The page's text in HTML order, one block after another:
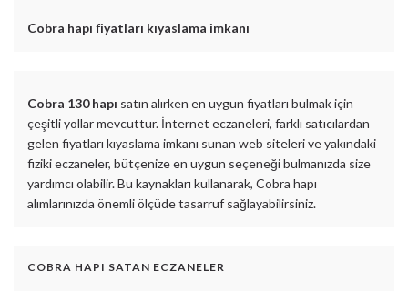
Cobra hapı fiyatları kıyaslama imkanı
Cobra 130 hapı satın alırken en uygun fiyatları bulmak için
çeşitli yollar mevcuttur. İnternet eczaneleri, farklı satıcılardan
gelen fiyatları kıyaslama imkanı sunan web siteleri ve yakındaki
fiziki eczaneler, bütçenize en uygun seçeneği bulmanızda size
yardımcı olabilir. Bu kaynakları kullanarak, Cobra hapı
alımlarınızda önemli ölçüde tasarruf sağlayabilirsiniz.
COBRA HAPI SATAN ECZANELER